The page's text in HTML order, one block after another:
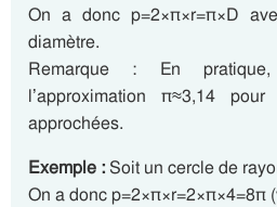
On a donc p=2×π×r=π×D
diamètre.
Remarque : En
l’approximation π≈3,14
approchées.
Exemple : Soit un cercle de
On a donc p=2×π×r=2×π×4=8π